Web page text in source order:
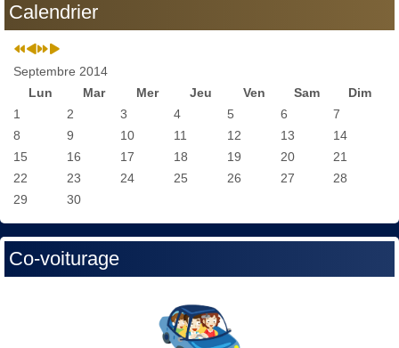
Calendrier
Septembre 2014
Lun
Mar Mer Jeu Ven Sam
Dim
1
2 3 4 5 6
7
8
9 10 11 12 13
14
15
16 17 18 19 20
21
22
23 24 25 26 27
28
29
30
Co-voiturage